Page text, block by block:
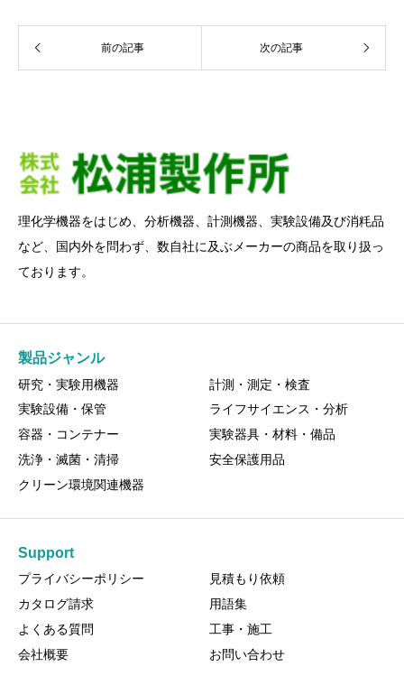
前の記事 次の記事
理化学機器をはじめ、分析機器、計測機器、実験設備及び消粍品
など、国内外を問わず、数自社に及ぶメーカーの商品を取り扱っ
ております。
製品ジャンル
研究・実験用機器
計測・測定・検査
実験設備・保管
ライフサイエンス・分析
容器・コンテナー
実験器具・材料・備品
洗浄・滅菌・清掃
安全保護用品
クリーン環境関連機器
Support
プライバシーポリシー
見積もり依頼
カタログ請求
用語集
よくある質問
工事・施工
会社概要
お問い合わせ